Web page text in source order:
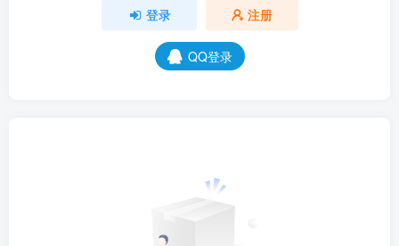
登录 注册
QQ登录